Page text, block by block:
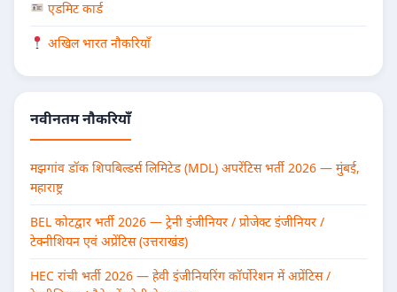
एडमिट कार्ड
अखिल भारत नौकरियाँ
नवीनतम नौकरियाँ
मझगांव डॉक शिपबिल्डर्स लिमिटेड (MDL) अपरेंटिस भर्ती 2026 — मुंबई,
महाराष्ट्र
BEL कोटद्वार भर्ती 2026 — ट्रेनी इंजीनियर / प्रोजेक्ट इंजीनियर /
टेक्नीशियन एवं अप्रेंटिस (उत्तराखंड)
HEC रांची भर्ती 2026 — हेवी इंजीनियरिंग कॉर्पोरेशन में अप्रेंटिस /